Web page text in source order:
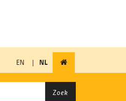
EN | NL
Zoek